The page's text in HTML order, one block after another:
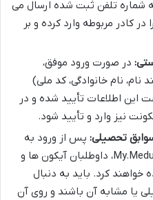
شماره تلفن ثبت شده ارسال می
کادر مربوطه وارد کرده و بر
در صورت ورود موفق،
نام، نام خانوادگی، کد ملی)
این اطلاعات تأیید شده و در
نیز وارد و تأیید شود.
تحصیلی: پس از ورود به
داشبورد کاربری در سامانه My.Medu.ir، داوطلبان آیکون ها و
کرد. باید به دنبال
یا مشابه آن باشند و روی آن